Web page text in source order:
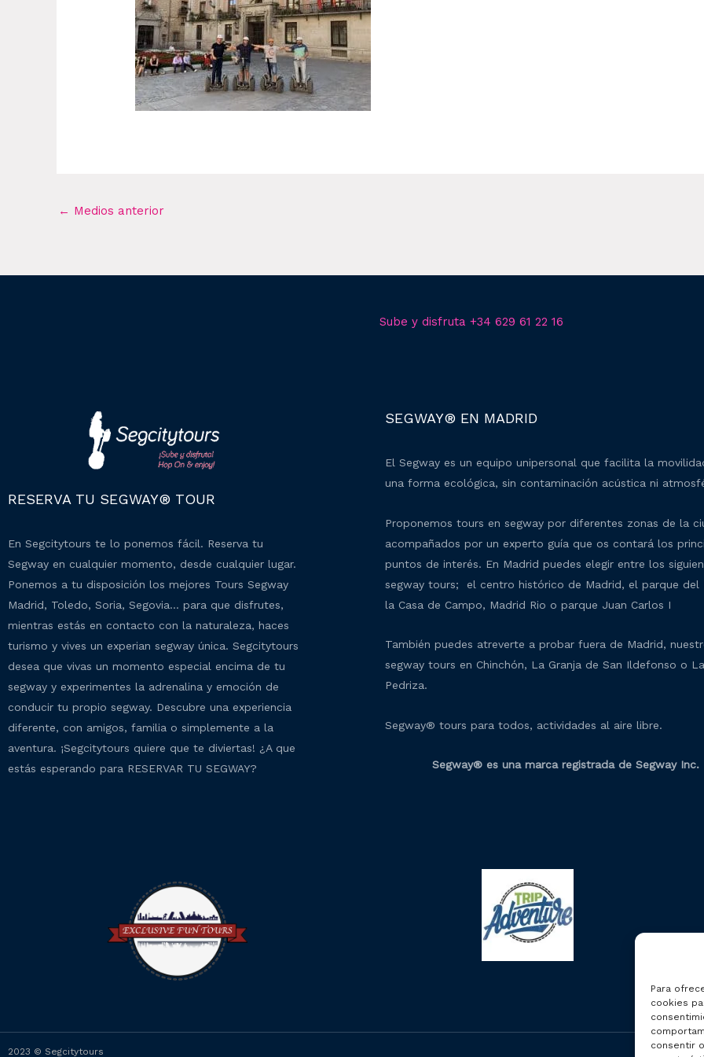
Para
cookies
consentir
← Medios anterior
Sube y disfruta +34 629 61 22 16
RESERVA TU SEGWAY® TOUR
En Segcitytours te lo ponemos fácil. Reserva tu
Segway en cualquier momento, desde cualquier lugar.
Ponemos a tu disposición los mejores Tours Segway
Madrid, Toledo, Soria, Segovia… para que disfrutes,
mientras estás en contacto con la naturaleza, haces
turismo y vives un experian segway única. Segcitytours
desea que vivas un momento especial encima de tu
segway y experimentes la adrenalina y emoción de
conducir tu propio segway. Descubre una experiencia
diferente, con amigos, familia o simplemente a la
aventura. ¡Segcitytours quiere que te diviertas! ¿A que
estás esperando para RESERVAR TU SEGWAY?
SEGWAY® EN MADRID
El Segway es un equipo unipersonal que facilita la
una forma ecológica, sin contaminación acústica ni
Proponemos tours en segway por diferentes zonas de la
acompañados por un experto guía que os contará los
puntos de interés. En Madrid puedes elegir entre los
segway tours; el centro histórico de Madrid, el parque del
la Casa de Campo, Madrid Rio o parque Juan Carlos I
También puedes atreverte a probar fuera de Madrid,
segway tours en Chinchón, La Granja de San Ildefonso o La
Pedriza.
Segway® tours para todos, actividades al aire libre.
Segway® es una marca registrada de Segway Inc.
2023 © Segcitytours